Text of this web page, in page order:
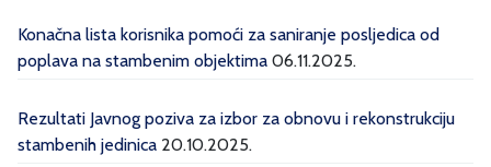
Konačna lista korisnika pomoći za saniranje posljedica od
poplava na stambenim objektima 06.11.2025.
Rezultati Javnog poziva za izbor za obnovu i rekonstrukciju
stambenih jedinica 20.10.2025.